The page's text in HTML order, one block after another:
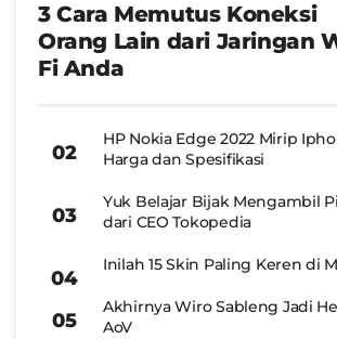
3 Cara Memutus Koneksi
Orang Lain dari Jaringan
Fi Anda
HP Nokia Edge 2022 Mirip
Harga dan Spesifikasi
Yuk Belajar Bijak Mengambil
dari CEO Tokopedia
Inilah 15 Skin Paling Keren di
Akhirnya Wiro Sableng Jadi
AoV